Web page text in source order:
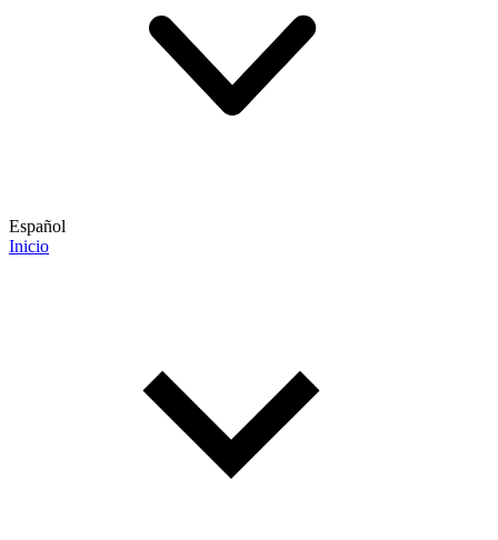
Español
Inicio